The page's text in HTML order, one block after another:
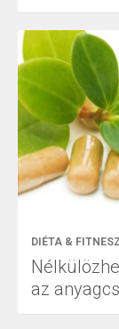
DIÉTA & FITNESZ
az